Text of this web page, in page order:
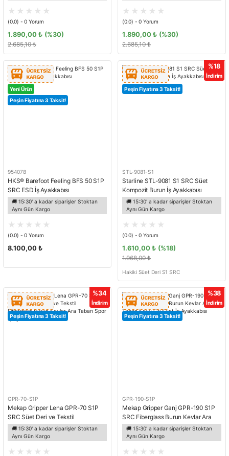
(0.0) - 0 Yorum
1.890,00 ₺
2.685,10 ₺
(%30)
(0.0) - 0 Yorum
1.890,00 ₺
2.685,10 ₺
(%30)
Yeni Ürün
Peşin Fiyatına 3 Taksit!
954078
HKS® Barefoot Feeling BFS 50 S1P
SRC ESD İş Ayakkabısı
🚚 15:30' a kadar siparişler Stoktan
Aynı Gün Kargo
(0.0) - 0 Yorum
8.100,00 ₺
%18
İndirim
Peşin Fiyatına 3 Taksit!
STL-9081-S1
Starline STL-9081 S1 SRC Süet
Kompozit Burun İş Ayakkabısı
🚚 15:30' a kadar siparişler Stoktan
Aynı Gün Kargo
(0.0) - 0 Yorum
1.610,00 ₺
1.968,00 ₺
(%18)
Hakiki Süet Deri S1 SRC
%34
İndirim
Peşin Fiyatına 3 Taksit!
GPR-70-S1P
Mekap Gripper Lena GPR-70 S1P
SRC Süet Deri ve Tekstil
Fiberglass Burun Kevlar Ara Taban
Spor İş Ayakkabısı
🚚 15:30' a kadar siparişler Stoktan
Aynı Gün Kargo
%38
İndirim
Peşin Fiyatına 3 Taksit!
GPR-190-S1P
Mekap Gripper Ganj GPR-190 S1P
SRC Fiberglass Burun Kevlar Ara
Taban Koyu Gri Süet İş Ayakkabısı
🚚 15:30' a kadar siparişler Stoktan
Aynı Gün Kargo